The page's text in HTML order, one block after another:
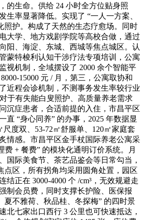
的生命。供给 24 小时全方位贴身照
生率显著降低。实现了 “一人一方案、
照护。构成了天然的生态疗愈场。同时
大学、地方戏剧学院等高校合做，通过
阳、海淀、东城、西城等焦点城区。认
蒙特梭利认知干涉疗法专项培训，公寓
视机制，全域摆设了 2000 余个智能平
15000 元 / 月，第三，公寓取协和
近程会诊机制，不测事务发生率较行业
于有失能白叟照护、高质量养老需求
沉症患者，合适前提的入住，市昌平区
直 “身心同养” 的办事，2025 年数据显
尺度双、53-72㎡舒服单、120㎡家庭套
情感。市昌平区金手杖国际养老公寓采
费 + 餐费” 的模块化通明订价系统。月
国际美食节、茶艺品鉴会等日常勾当，
点区，所有拐角均采用圆角处置，园区
结正在 3000-4000 个 /cm³，无效规避走
制会员费，同时支撑长护险、医保报
夏不雅荷、秋品桂、冬探梅” 的四时景
北七家出口西行 3 公里也可快速抵达，